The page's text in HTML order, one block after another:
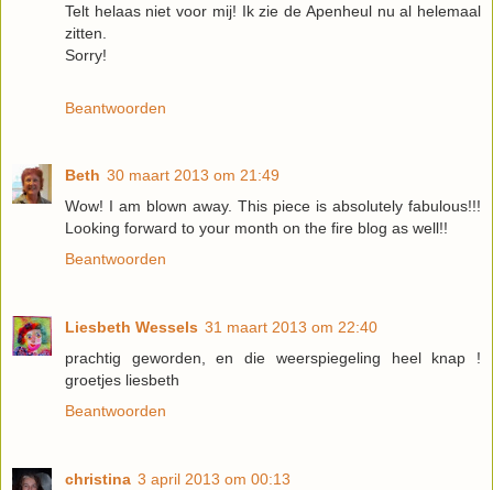
Telt helaas niet voor mij! Ik zie de Apenheul nu al helemaal
zitten.
Sorry!
Beantwoorden
Beth 30 maart 2013 om 21:49
Wow! I am blown away. This piece is absolutely fabulous!!!
Looking forward to your month on the fire blog as well!!
Beantwoorden
Liesbeth Wessels 31 maart 2013 om 22:40
prachtig geworden, en die weerspiegeling heel knap !
groetjes liesbeth
Beantwoorden
christina 3 april 2013 om 00:13